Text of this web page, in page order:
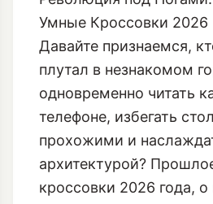
под меняющиеся
не идеальная гармония
технологий?
Революция под
Умные Кроссовки 2026
Давайте признаемся,
плутал в незнакомом
одновременно читать
телефоне, избегать